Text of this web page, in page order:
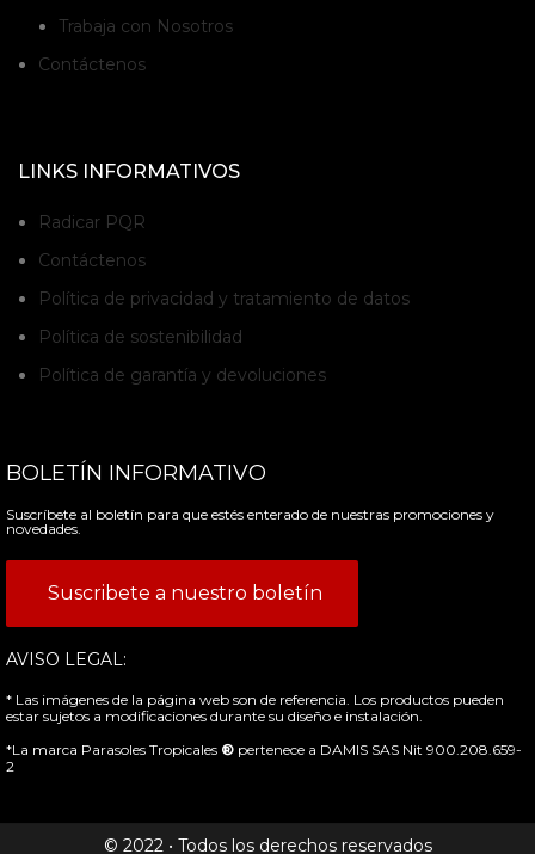
Trabaja con Nosotros
Contáctenos
LINKS INFORMATIVOS
Radicar PQR
Contáctenos
Política de privacidad y tratamiento de datos
Política de sostenibilidad
Política de garantía y devoluciones
BOLETÍN INFORMATIVO
Suscríbete al boletín para que estés enterado de nuestras promociones y
novedades.
Suscribete a nuestro boletín
AVISO LEGAL:
* Las imágenes de la página web son de referencia. Los productos pueden
estar sujetos a modificaciones durante su diseño e instalación.
*La marca Parasoles Tropicales ® pertenece a DAMIS SAS Nit 900.208.659-
2
© 2022 • Todos los derechos reservados